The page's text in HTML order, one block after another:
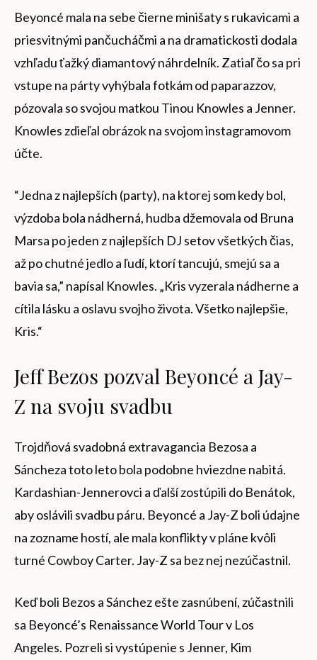
Beyoncé mala na sebe čierne minišaty s rukavicami a
priesvitnými pančucháčmi a na dramatickosti dodala
vzhľadu ťažký diamantový náhrdelník. Zatiaľ čo sa pri
vstupe na párty vyhýbala fotkám od paparazzov,
pózovala so svojou matkou Tinou Knowles a Jenner.
Knowles zdieľal obrázok na svojom instagramovom
účte.
“Jedna z najlepších (party), na ktorej som kedy bol,
výzdoba bola nádherná, hudba džemovala od Bruna
Marsa po jeden z najlepších DJ setov všetkých čias,
až po chutné jedlo a ľudí, ktorí tancujú, smejú sa a
bavia sa,” napísal Knowles. „Kris vyzerala nádherne a
cítila lásku a oslavu svojho života. Všetko najlepšie,
Kris.“
Jeff Bezos pozval Beyoncé a Jay-
Z na svoju svadbu
Trojdňová svadobná extravagancia Bezosa a
Sáncheza toto leto bola podobne hviezdne nabitá.
Kardashian-Jennerovci a ďalší zostúpili do Benátok,
aby oslávili svadbu páru. Beyoncé a Jay-Z boli údajne
na zozname hostí, ale mala konflikty v pláne kvôli
turné Cowboy Carter. Jay-Z sa bez nej nezúčastnil.
Keď boli Bezos a Sánchez ešte zasnúbení, zúčastnili
sa Beyoncé’s Renaissance World Tour v Los
Angeles. Pozreli si vystúpenie s Jenner, Kim